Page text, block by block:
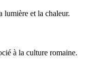
et la chaleur.
à la culture romaine.